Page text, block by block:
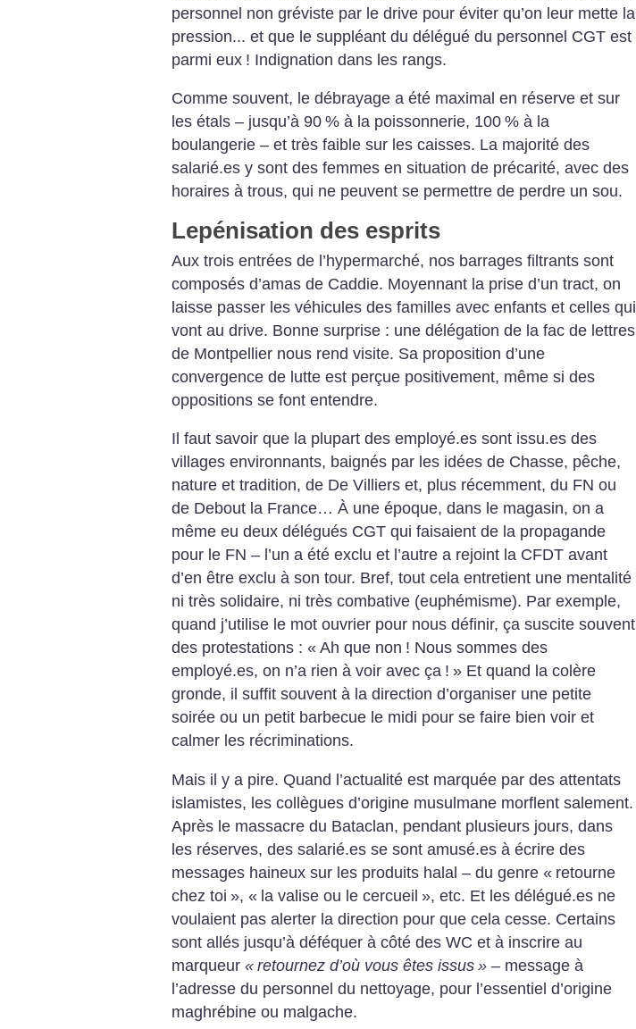
personnel non gréviste par le drive pour éviter qu’on leur mette la
pression... et que le suppléant du délégué du personnel CGT est
parmi eux ! Indignation dans les rangs.
Comme souvent, le débrayage a été maximal en réserve et sur
les étals – jusqu’à 90 % à la poissonnerie, 100 % à la
boulangerie – et très faible sur les caisses. La majorité des
salarié.es y sont des femmes en situation de précarité, avec des
horaires à trous, qui ne peuvent se permettre de perdre un sou.
Lepénisation des esprits
Aux trois entrées de l’hypermarché, nos barrages filtrants sont
composés d’amas de Caddie. Moyennant la prise d’un tract, on
laisse passer les véhicules des familles avec enfants et celles qui
vont au drive. Bonne surprise : une délégation de la fac de lettres
de Montpellier nous rend visite. Sa proposition d’une
convergence de lutte est perçue positivement, même si des
oppositions se font entendre.
Il faut savoir que la plupart des employé.es sont issu.es des
villages environnants, baignés par les idées de Chasse, pêche,
nature et tradition, de De Villiers et, plus récemment, du FN ou
de Debout la France… À une époque, dans le magasin, on a
même eu deux délégués CGT qui faisaient de la propagande
pour le FN – l’un a été exclu et l’autre a rejoint la CFDT avant
d’en être exclu à son tour. Bref, tout cela entretient une mentalité
ni très solidaire, ni très combative (euphémisme). Par exemple,
quand j’utilise le mot ouvrier pour nous définir, ça suscite souvent
des protestations : « Ah que non ! Nous sommes des
employé.es, on n’a rien à voir avec ça ! » Et quand la colère
gronde, il suffit souvent à la direction d’organiser une petite
soirée ou un petit barbecue le midi pour se faire bien voir et
calmer les récriminations.
Mais il y a pire. Quand l’actualité est marquée par des attentats
islamistes, les collègues d’origine musulmane morflent salement.
Après le massacre du Bataclan, pendant plusieurs jours, dans
les réserves, des salarié.es se sont amusé.es à écrire des
messages haineux sur les produits halal – du genre « retourne
chez toi », « la valise ou le cercueil », etc. Et les délégué.es ne
voulaient pas alerter la direction pour que cela cesse. Certains
sont allés jusqu’à déféquer à côté des WC et à inscrire au
marqueur « retournez d’où vous êtes issus » – message à
l’adresse du personnel du nettoyage, pour l’essentiel d’origine
maghrébine ou malgache.